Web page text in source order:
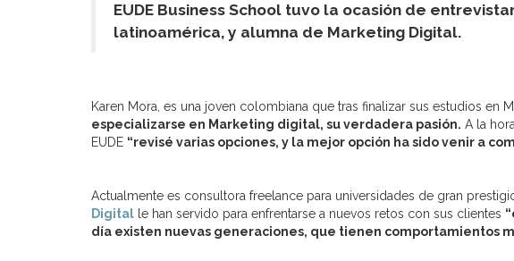
EUDE Business School tuvo la ocasión de
latinoamérica, y alumna de Marketing Digital.
Karen Mora, es una joven colombiana que tras finalizar sus estudios en
especializarse en Marketing digital, su verdadera pasión. A la
EUDE “revisé varias opciones, y la mejor opción ha sido venir a
Actualmente es consultora freelance para universidades de gran
Digital le han servido para enfrentarse a nuevos retos con sus clientes
día existen nuevas generaciones, que tienen comportamientos